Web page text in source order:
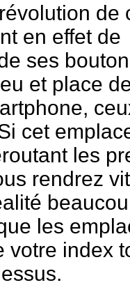
de
en effet de
ses
et place
cet
les
rendrez
les
votre index